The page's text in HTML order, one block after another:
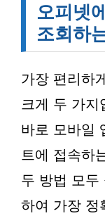
오피넷
조회하
가장 편리하
크게 두 가지
바로 모바일
트에 접속하
두 방법 모두
하여 가장 정